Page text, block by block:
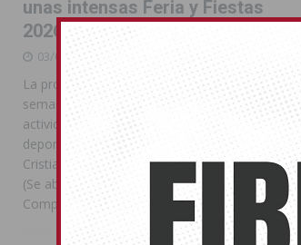
unas intensas Feria y Fiestas
2026
03/08/2026
La programación reunió durante más de una
semana actos institucionales, conciertos,
actividades familiares, competiciones
deportivas y las celebraciones de Moros y
Cristianos Compártelo: Comparte en Facebook
(Se abre en una ventana nueva) Facebook
Compartir en